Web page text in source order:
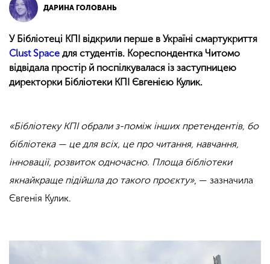
ДАРИНА ГОЛОВАНЬ
У Бібліотеці КПІ відкрили перше в Україні смартукриття
Clust Space для студентів. Кореспондентка Читомо
відвідала простір й поспілкувалася із заступницею
директорки Бібліотеки КПІ Євгенією Кулик.
«Бібліотеку КПІ обрали з-поміж інших претендентів, бо
бібліотека — це для всіх, це про читання, навчання,
інновації, розвиток одночасно. Площа бібліотеки
якнайкраще підійшла до такого проєкту», — зазначила
Євгенія Кулик.